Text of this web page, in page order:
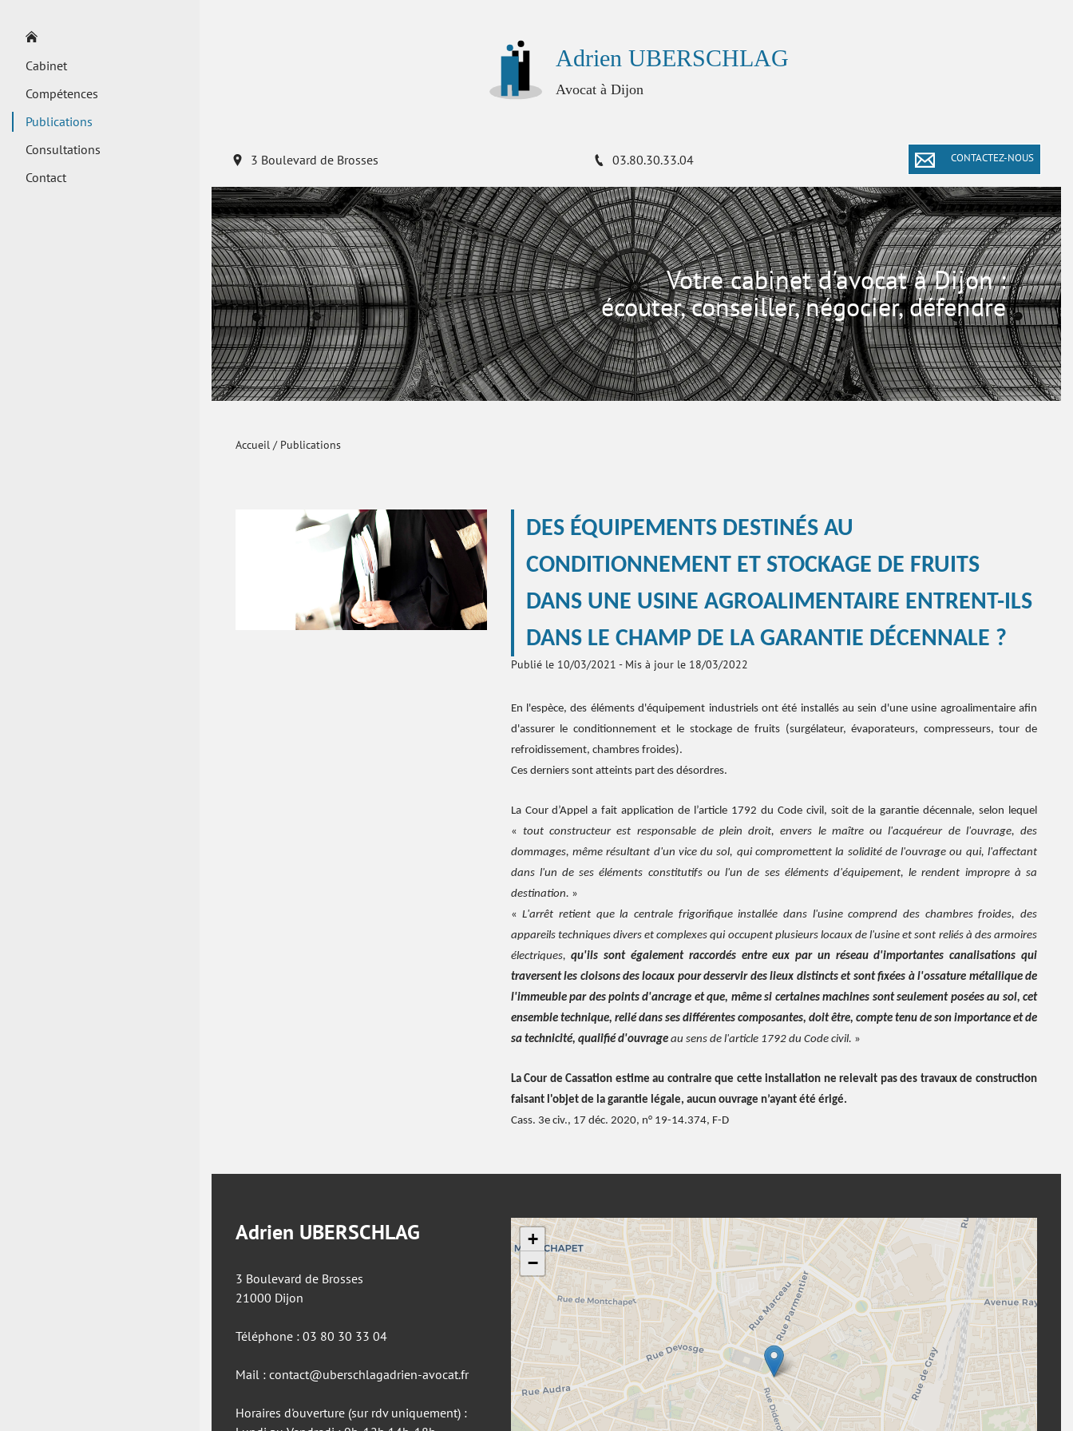
Cabinet
Compétences
Publications
Consultations
Contact
Adrien UBERSCHLAG
Avocat à Dijon
3 Boulevard de Brosses 03.80.30.33.04 CONTACTEZ-NOUS
Votre cabinet d'avocat à Dijon :
écouter, conseiller, négocier, défendre
Accueil / Publications
DES ÉQUIPEMENTS DESTINÉS AU
CONDITIONNEMENT ET STOCKAGE DE FRUITS
DANS UNE USINE AGROALIMENTAIRE ENTRENT-ILS
DANS LE CHAMP DE LA GARANTIE DÉCENNALE ?
Publié le 10/03/2021 - Mis à jour le 18/03/2022
En l'espèce, des éléments d'équipement industriels ont été installés au sein d'une usine agroalimentaire afin
d'assurer le conditionnement et le stockage de fruits (surgélateur, évaporateurs, compresseurs, tour de
refroidissement, chambres froides).
Ces derniers sont atteints part des désordres.
La Cour d’Appel a fait application de l’article 1792 du Code civil, soit de la garantie décennale, selon lequel
« tout constructeur est responsable de plein droit, envers le maître ou l'acquéreur de l'ouvrage, des
dommages, même résultant d'un vice du sol, qui compromettent la solidité de l'ouvrage ou qui, l'affectant
dans l'un de ses éléments constitutifs ou l'un de ses éléments d'équipement, le rendent impropre à sa
destination. »
«L'arrêt retient que la centrale frigorifique installée dans l'usine comprend des chambres froides, des
appareils techniques divers et complexes qui occupent plusieurs locaux de l'usine et sont reliés à des armoires
électriques,qu'ils sont également raccordés entre eux par un réseau d'importantes canalisations qui
traversent les cloisons des locaux pour desservir des lieux distincts et sont fixées à l'ossature métallique de
l'immeuble par des points d'ancrage et que, même si certaines machines sont seulement posées au sol, cet
ensemble technique, relié dans ses différentes composantes, doit être, compte tenu de son importance et de
sa technicité, qualifié d'ouvrageau sens de l'article 1792 du Code civil. »
La Cour de Cassation estime au contraire que cette installation ne relevait pas des travaux de construction
faisant l'objet de la garantie légale, aucun ouvrage n’ayant été érigé.
Cass. 3e civ., 17 déc. 2020, n° 19-14.374, F-D
Adrien UBERSCHLAG
3 Boulevard de Brosses
21000 Dijon
Téléphone : 03 80 30 33 04
Mail : contact@uberschlagadrien-avocat.fr
Horaires d'ouverture (sur rdv uniquement) :
+
−